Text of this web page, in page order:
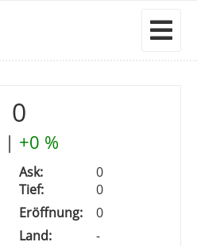
0
| +0 %
Ask:
0
Tief:
0
Eröffnung:
0
Land: -